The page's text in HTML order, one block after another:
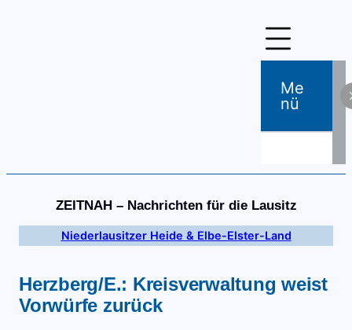
Me
Nü
ZEITNAH – Nachrichten für die Lausitz
Niederlausitzer Heide & Elbe-Elster-Land
Herzberg/E.: Kreisverwaltung weist
Vorwürfe zurück